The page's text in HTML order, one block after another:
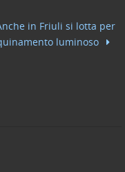
in Friuli si lotta per
luminoso